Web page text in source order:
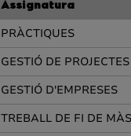
Assignatura
PRÀCTIQUES
GESTIÓ DE
GESTIÓ D'EMPRESES
TREBALL DE FI DE